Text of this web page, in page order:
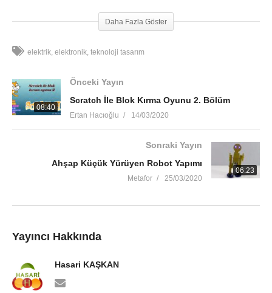
Daha Fazla Göster
elektrik elektronik teknoloji tasarım
08:40
Önceki Yayın
Scratch İle Blok Kırma Oyunu 2. Bölüm
Ertan Hacıoğlu 14/03/2020
06:23
Sonraki Yayın
Ahşap Küçük Yürüyen Robot Yapımı
Metafor 25/03/2020
Yayıncı Hakkında
Hasari KAŞKAN